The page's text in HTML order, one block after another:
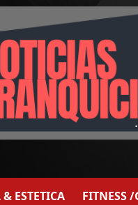
& ESTETICA FITNESS